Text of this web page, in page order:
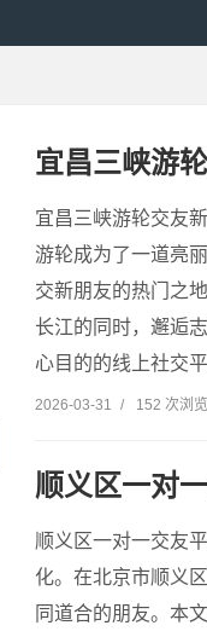
宜昌三峡游
宜昌三峡游轮交友
游轮成为了一道亮
交新朋友的热门之
长江的同时，邂逅
心目的的线上社交
2026-03-31 / 152 次浏览
顺义区一对
顺义区一对一交友
化。在北京市顺义
同道合的朋友。本